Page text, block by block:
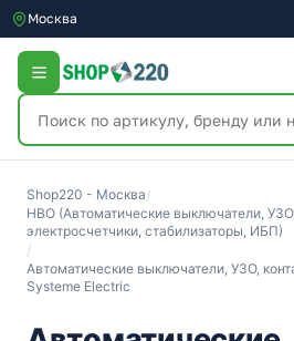
Москва
Shop220 - Москва/
НВО (Автоматические выключатели,
электросчетчики, стабилизаторы, ИБП)
/
Автоматические выключатели, УЗО,
Systeme Electric